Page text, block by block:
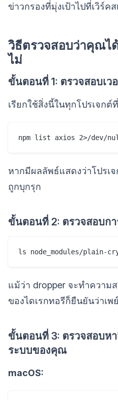
ข่าวกรองที่มุ่งเป้าไปที่เวิร์
วิธีตรวจสอบว่าคุณไ
ไม่
ขั้นตอนที่ 1: ตรวจสอบเ
เรียกใช้สิ่งนี้ในทุกโปรเจกต์
หากมีผลลัพธ์แสดงว่าโปรเ
ถูกบุกรุก
ขั้นตอนที่ 2: ตรวจสอบก
แม้ว่า dropper จะทำความ
ของไดเรกทอรีก็ยืนยันว่าเ
ขั้นตอนที่ 3: ตรวจสอบหา
ระบบของคุณ
macOS: